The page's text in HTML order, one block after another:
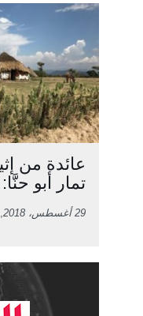
عائدة من
تمار أبو
29 أغسطس، 2018 ,